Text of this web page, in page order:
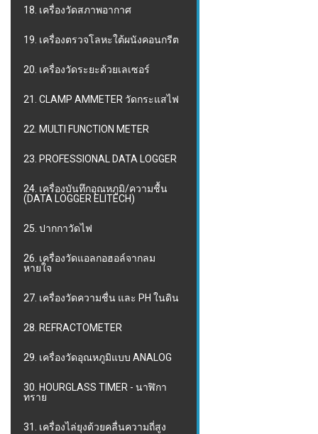
18. เครื่องวัดสภาพอากาศ
19. เครื่องตรวจโลหะใต้ผนังคอนกรีต
20. เครื่องวัดระยะด้วยเลเซอร์
21. CLAMP AMMETER วัดกระแสไฟ
22. MULTI FUNCTION METER
23. PROFESSIONAL DATA LOGGER
24. เครื่องบันทึกอุณหภูมิ/ความชื้น
(DATA LOGGER ELITECH)
25. ปากกาวัดไฟ
26. เครื่องวัดแอลกอฮอล์จากลม
หายใจ
27. เครื่องวัดความชื่น และ PH ในดิน
28. REFRACTOMETER
29. เครื่องวัดอุณหภูมิแบบ ANALOG
30. HOURGLASS TIMER - นาฬิกา
ทราย
31. เครื่องไล่ยุงด้วยคลื่นความถี่สูง